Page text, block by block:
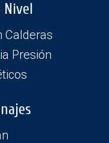
Nivel
Calderas
Presión